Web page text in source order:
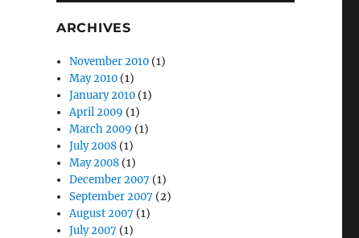
ARCHIVES
November 2010 (1)
May 2010 (1)
January 2010 (1)
April 2009 (1)
March 2009 (1)
July 2008 (1)
May 2008 (1)
December 2007 (1)
September 2007 (2)
August 2007 (1)
July 2007 (1)